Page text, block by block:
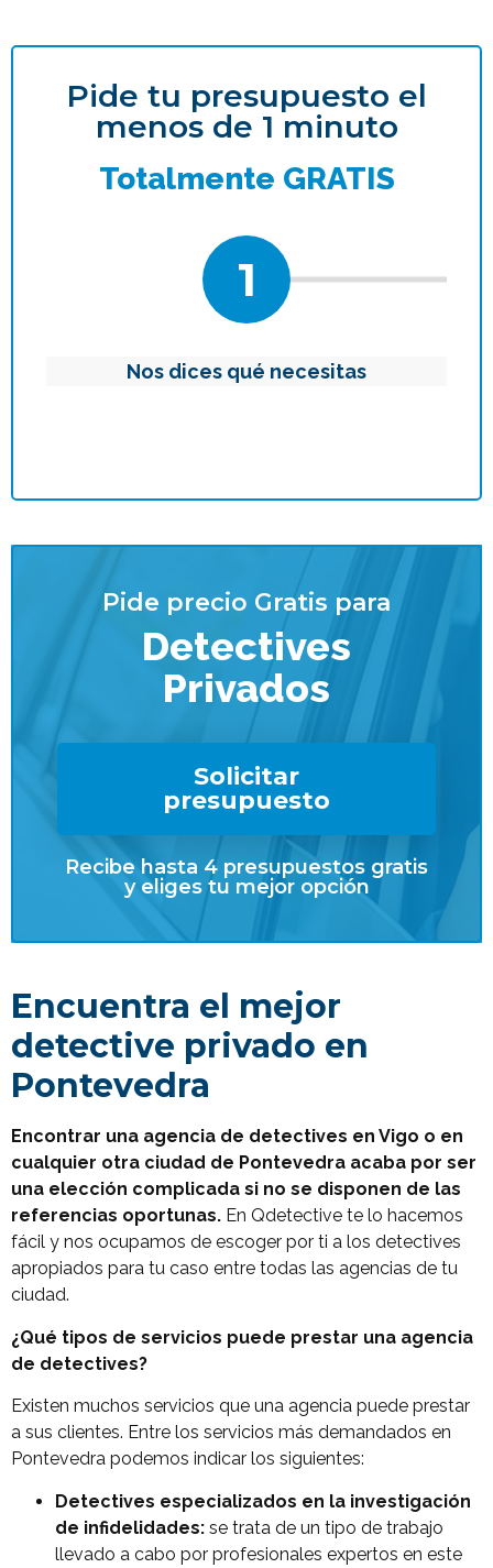
Pide tu presupuesto el
menos de 1 minuto
Totalmente GRATIS
1
Nos dices qué necesitas
Pide precio Gratis para
Detectives
Privados
Solicitar
presupuesto
Recibe hasta 4 presupuestos gratis
y eliges tu mejor opción
Encuentra el mejor
detective privado en
Pontevedra
Encontrar una agencia de detectives en Vigo o en
cualquier otra ciudad de Pontevedra acaba por ser
una elección complicada si no se disponen de las
referencias oportunas. En Qdetective te lo hacemos
fácil y nos ocupamos de escoger por ti a los detectives
apropiados para tu caso entre todas las agencias de tu
ciudad.
¿Qué tipos de servicios puede prestar una agencia
de detectives?
Existen muchos servicios que una agencia puede prestar
a sus clientes. Entre los servicios más demandados en
Pontevedra podemos indicar los siguientes:
Detectives especializados en la investigación
de infidelidades: se trata de un tipo de trabajo
llevado a cabo por profesionales expertos en este